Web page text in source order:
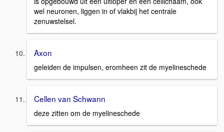
wel neuronen, liggen in of vlakbij het centrale
zenuwstelsel.
Axon
geleiden de impulsen, eromheen zit de myelineschede
Cellen van Schwann
deze zitten om de myelineschede